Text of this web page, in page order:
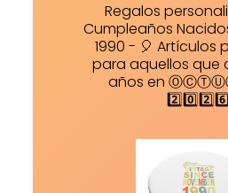
Regalos
Cumpleaños
1990 - 🎈 Artículos
para aquellos que
años en